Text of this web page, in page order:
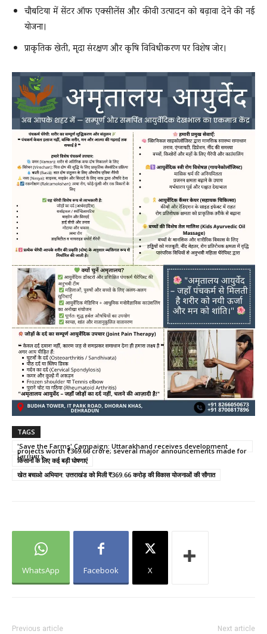
चौबटिया में सेंटर ऑफ एक्सीलेंस और कीवी उत्पादन को बढ़ावा देने की नई
योजना।
प्राकृतिक खेती, मृदा संरक्षण और कृषि विविधीकरण पर विशेष जोर।
TAGS
'Save the Farms' Campaign: Uttarakhand receives development
projects worth ₹369.66 crore; several major announcements made for
farmers.
किसानों के लिए कई बड़ी घोषणाएं
खेत बचाओ अभियान: उत्तराखंड को मिली ₹369.66 करोड़ की विकास योजनाओं की सौगात
WhatsApp Facebook X
Previous article Next article